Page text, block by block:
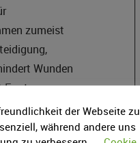
zumeist
Wunden
Errata
der Webseite zu
während andere uns